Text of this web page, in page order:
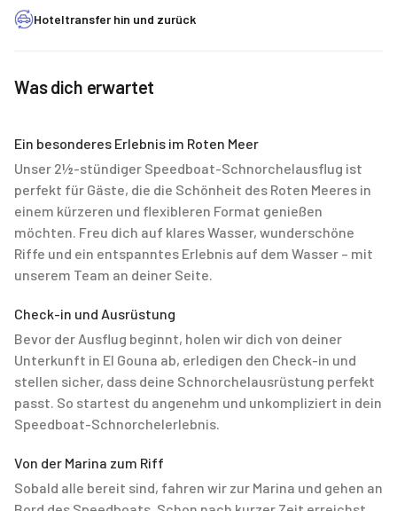
Hoteltransfer hin und zurück
Was dich erwartet
Ein besonderes Erlebnis im Roten Meer
Unser 2½-stündiger Speedboat-Schnorchelausflug ist
perfekt für Gäste, die die Schönheit des Roten Meeres in
einem kürzeren und flexibleren Format genießen
möchten. Freu dich auf klares Wasser, wunderschöne
Riffe und ein entspanntes Erlebnis auf dem Wasser – mit
unserem Team an deiner Seite.
Check-in und Ausrüstung
Bevor der Ausflug beginnt, holen wir dich von deiner
Unterkunft in El Gouna ab, erledigen den Check-in und
stellen sicher, dass deine Schnorchelausrüstung perfekt
passt. So startest du angenehm und unkompliziert in dein
Speedboat-Schnorchelerlebnis.
Von der Marina zum Riff
Sobald alle bereit sind, fahren wir zur Marina und gehen an